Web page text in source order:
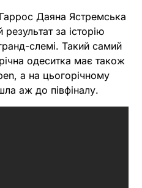
Даяна Ястремська
за історію
слемі. Такий самий
одеситка має також
а на цьогорічному
аж до півфіналу.